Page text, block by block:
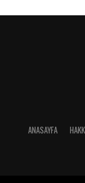
ANASAYFA